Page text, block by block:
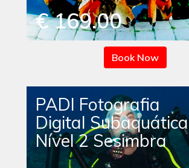
€ 169.00
Book Now
PADI Fotografia
Digital Subaquática
Nível 2 Sesimbra